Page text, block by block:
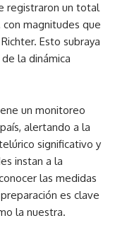
registraron un total
con magnitudes que
Esto subraya
la dinámica
un monitoreo
alertando a la
significativo y
instan a la
las medidas
es clave
la nuestra.